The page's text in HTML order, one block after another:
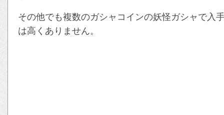
その他でも複数のガシャコインの妖怪ガシャで入
は高くありません。